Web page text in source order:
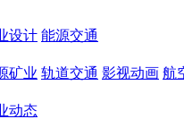
设计 能源交通
矿业 轨道交通 影视动画 航
动态